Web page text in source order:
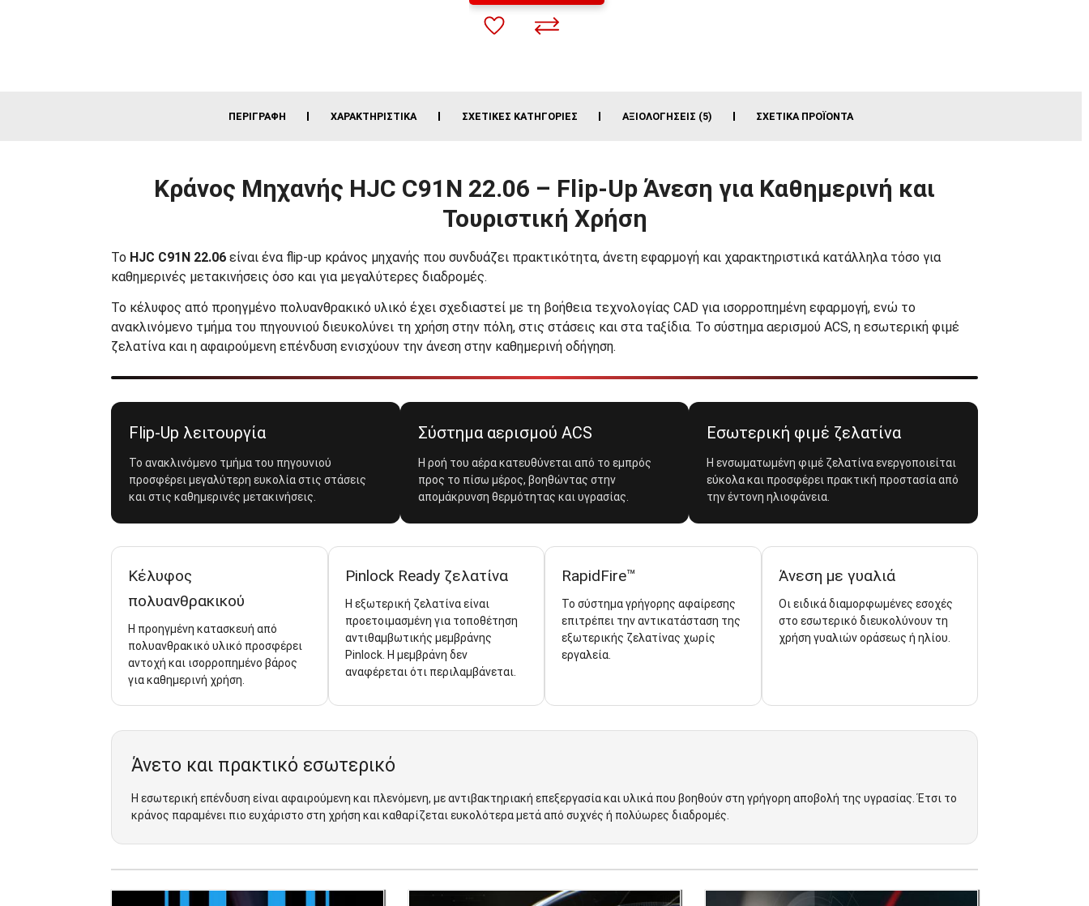
ΠΕΡΙΓΡΑΦΉ ΧΑΡΑΚΤΗΡΙΣΤΙΚΆ ΣΧΕΤΙΚΈΣ ΚΑΤΗΓΟΡΊΕΣ ΑΞΙΟΛΟΓΉΣΕΙΣ (5) ΣΧΕΤΙΚΆ ΠΡΟΪΌΝΤΑ
Κράνος Μηχανής HJC C91N 22.06 – Flip-Up Άνεση για Καθημερινή και
Τουριστική Χρήση
Το HJC C91N 22.06 είναι ένα flip-up κράνος μηχανής που συνδυάζει πρακτικότητα, άνετη εφαρμογή και χαρακτηριστικά κατάλληλα τόσο για
καθημερινές μετακινήσεις όσο και για μεγαλύτερες διαδρομές.
Το κέλυφος από προηγμένο πολυανθρακικό υλικό έχει σχεδιαστεί με τη βοήθεια τεχνολογίας CAD για ισορροπημένη εφαρμογή, ενώ το
ανακλινόμενο τμήμα του πηγουνιού διευκολύνει τη χρήση στην πόλη, στις στάσεις και στα ταξίδια. Το σύστημα αερισμού ACS, η εσωτερική φιμέ
ζελατίνα και η αφαιρούμενη επένδυση ενισχύουν την άνεση στην καθημερινή οδήγηση.
Flip-Up λειτουργία
Το ανακλινόμενο τμήμα του πηγουνιού
προσφέρει μεγαλύτερη ευκολία στις στάσεις
και στις καθημερινές μετακινήσεις.
Σύστημα αερισμού ACS
Η ροή του αέρα κατευθύνεται από το εμπρός
προς το πίσω μέρος, βοηθώντας στην
απομάκρυνση θερμότητας και υγρασίας.
Εσωτερική φιμέ ζελατίνα
Η ενσωματωμένη φιμέ ζελατίνα ενεργοποιείται
εύκολα και προσφέρει πρακτική προστασία από
την έντονη ηλιοφάνεια.
Κέλυφος
πολυανθρακικού
Η προηγμένη κατασκευή από
πολυανθρακικό υλικό προσφέρει
αντοχή και ισορροπημένο βάρος
για καθημερινή χρήση.
Pinlock Ready ζελατίνα
Η εξωτερική ζελατίνα είναι
προετοιμασμένη για τοποθέτηση
αντιθαμβωτικής μεμβράνης
Pinlock. Η μεμβράνη δεν
αναφέρεται ότι περιλαμβάνεται.
RapidFire™
Το σύστημα γρήγορης αφαίρεσης
επιτρέπει την αντικατάσταση της
εξωτερικής ζελατίνας χωρίς
εργαλεία.
Άνεση με γυαλιά
Οι ειδικά διαμορφωμένες εσοχές
στο εσωτερικό διευκολύνουν τη
χρήση γυαλιών οράσεως ή ηλίου.
Άνετο και πρακτικό εσωτερικό
Η εσωτερική επένδυση είναι αφαιρούμενη και πλενόμενη, με αντιβακτηριακή επεξεργασία και υλικά που βοηθούν στη γρήγορη αποβολή της υγρασίας. Έτσι το
κράνος παραμένει πιο ευχάριστο στη χρήση και καθαρίζεται ευκολότερα μετά από συχνές ή πολύωρες διαδρομές.